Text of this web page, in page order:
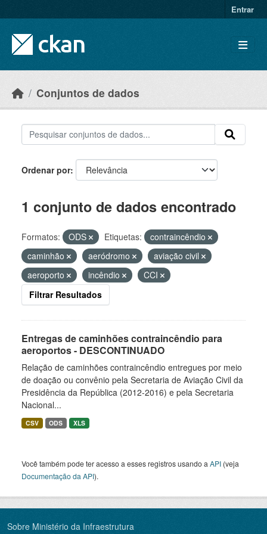
Entrar
Conjuntos de dados
Ordenar por
1 conjunto de dados encontrado
Formatos: ODS Etiquetas:
contraincêndio
caminhão
aeródromo
aviação civil
aeroporto
incêndio
CCI
Filtrar Resultados
Entregas de caminhões contraincêndio para
aeroportos - DESCONTINUADO
Relação de caminhões contraincêndio entregues por meio
de doação ou convênio pela Secretaria de Aviação Civil da
Presidência da República (2012-2016) e pela Secretaria
Nacional...
CSV ODS XLS
Você também pode ter acesso a esses registros usando a API (veja
Documentação da API).
Sobre Ministério da Infraestrutura